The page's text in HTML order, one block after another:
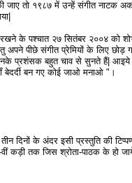
जाए तो १९८७ में उन्हें संगीत नाटक
के पश्चात २७ सितंबर २००४ को
अपने पीछे संगीत प्रेमियों के लिए छोड़
प्रशंसक बहुत चाव से सुनते हैं| आइये
बेदर्दी बन गए कोई जाओ मनाओ "।
दिनों के अंदर इसी प्रस्तुति की
कड़ी तक जिस श्रोता-पाठक के हो